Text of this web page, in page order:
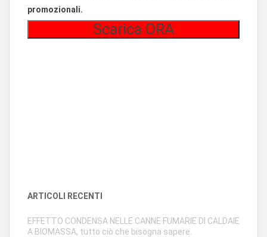
promozionali.
ARTICOLI RECENTI
EFFETTO CONDENSA NELLE CANNE FUMARIE DI CALDAIE
A BIOMASSA, tutto ciò che bisogna sapere.